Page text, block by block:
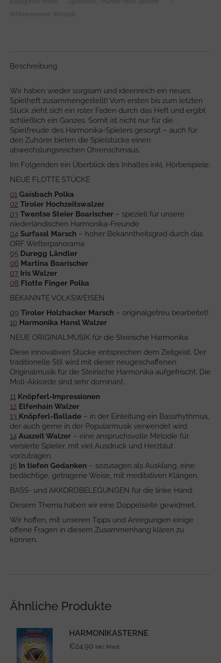
Walleralm
Menge
Artikelnummer: WA1006
Beschreibung
Wir haben wieder sorgsam und ideenreich ein neues
Spielheft zusammengestellt! Vom ersten bis zum letzten
Stück zieht sich ein roter Faden durch das Heft und ergibt
schließlich ein Ganzes. Somit ist nicht nur für die
Spielfreude des Harmonika-Spielers gesorgt – auch für
den Zuhörer bieten die Spielstücke einen
abwechslungsreichen Ohrenschmaus.
Im Folgenden ein Überblick des Inhaltes inkl. Hörbeispiele:
NEUE FLOTTE STÜCKE
01 Gaisbach Polka
02 Tiroler Hochzeitswalzer
03 Twentse Steier Boarischer – speziell für unsere
niederländischen Harmonika-Freunde
04 Surfassl Marsch – hoher Bekanntheitsgrad durch das
ORF Wetterpanorama
05 Duregg Ländler
06 Martina Boarischer
07 Iris Walzer
08 Flotte Finger Polka
BEKANNTE VOLKSWEISEN
09 Tiroler Holzhacker Marsch – originalgetreu bearbeitet!
10 Harmonika Hansl Walzer
NEUE ORIGINALMUSIK für die Steirische Harmonika
Diese innovativen Stücke entsprechen dem Zeitgeist. Der
traditionelle Stil wird mit dieser neugeschaffenen
Originalmusik für die Steirische Harmonika aufgefrischt. Die
Moll-Akkorde sind sehr dominant.
11 Knöpferl-Impressionen
12 Elfenhain Walzer
13 Knöpferl-Ballade – in der Einleitung ein Bassrhythmus,
der auch gerne in der Popularmusik verwendet wird.
14 Auszeit Walzer – eine anspruchsvolle Melodie für
versierte Spieler, mit viel Ausdruck und Herzblut
vorzutragen.
15 In tiefen Gedanken – sozusagen als Ausklang, eine
bedächtige, getragene Weise, mit meditativen Klängen.
BASS- und AKKORDBELEGUNGEN für die linke Hand:
Diesem Thema haben wir eine Doppelseite gewidmet.
Wir hoffen, mit unseren Tipps und Anregungen einige
offene Fragen in diesem Zusammenhang klären zu
können.
Ähnliche Produkte
HARMONIKASTERNE
€24.90 inkl. Mwst